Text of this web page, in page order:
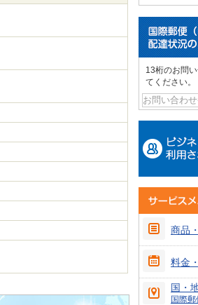
13桁のお問
てください。
商品
料金
国・
国際